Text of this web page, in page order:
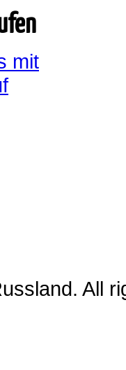
mit
All